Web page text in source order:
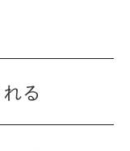
る